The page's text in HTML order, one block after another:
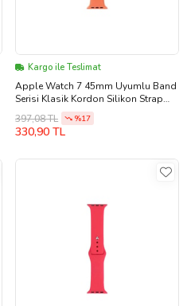
Kargo ile Teslimat
Apple Watch 7 45mm Uyumlu Band
Serisi Klasik Kordon Silikon Strap
Kayış (Yeşil-Sarı)
397,08 TL %17
330,90 TL